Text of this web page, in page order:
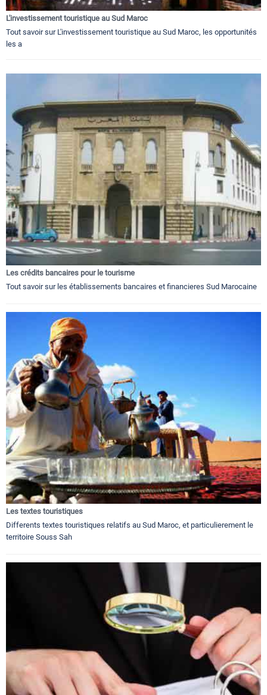
L'investissement touristique au Sud Maroc
Tout savoir sur L'investissement touristique au Sud Maroc, les opportunités
les a
Les crédits bancaires pour le tourisme
Tout savoir sur les établissements bancaires et financieres Sud Marocaine
Les textes touristiques
Differents textes touristiques relatifs au Sud Maroc, et particulierement le
territoire Souss Sah